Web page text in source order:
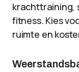
krachttraining,
fitness. Kies
ruimte en